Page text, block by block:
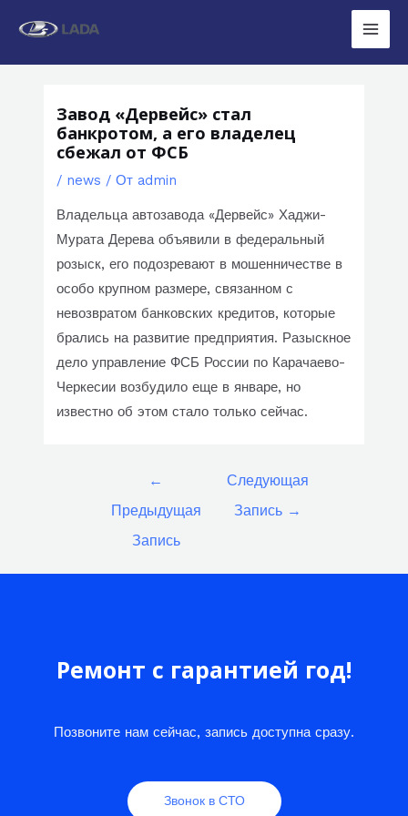
Main
Завод «Дервейс» стал
банкротом, а его владелец
сбежал от ФСБ
/ news / От admin
Владельца автозавода «Дервейс» Хаджи-
Мурата Дерева объявили в федеральный
розыск, его подозревают в мошенничестве в
особо крупном размере, связанном с
невозвратом банковских кредитов, которые
брались на развитие предприятия. Разыскное
дело управление ФСБ России по Карачаево-
Черкесии возбудило еще в январе, но
известно об этом стало только сейчас.
←
Предыдущая
Запись
Следующая
Запись →
Ремонт с гарантией год!
Позвоните нам сейчас, запись доступна сразу.
Звонок в СТО